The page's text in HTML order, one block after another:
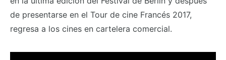
de presentarse en el Tour de cine Francés 2017,
regresa a los cines en cartelera comercial.